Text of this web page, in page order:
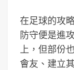
在足球的攻
防守便是進
上，但部份
會友、建立